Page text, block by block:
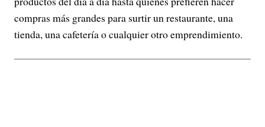
compras más grandes para surtir un restaurante, una
tienda, una cafetería o cualquier otro emprendimiento.